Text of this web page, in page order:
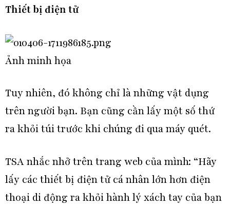
Thiết bị điện tử
Ảnh minh họa
Tuy nhiên, đó không chỉ là những vật dụng
trên người bạn. Bạn cũng cần lấy một số thứ
ra khỏi túi trước khi chúng đi qua máy quét.
TSA nhắc nhở trên trang web của mình: “Hãy
lấy các thiết bị điện tử cá nhân lớn hơn điện
thoại di động ra khỏi hành lý xách tay của bạn